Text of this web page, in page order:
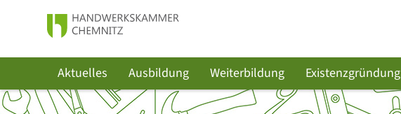
Aktuelles Ausbildung Weiterbildung Existenzgründung